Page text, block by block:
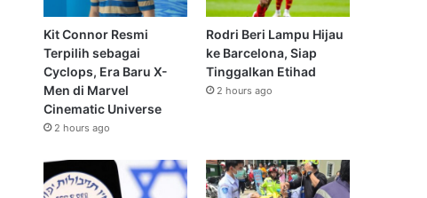
Kit Connor Resmi
Terpilih sebagai
Cyclops, Era Baru X-
Men di Marvel
Cinematic Universe
2 hours ago
Rodri Beri Lampu Hijau
ke Barcelona, Siap
Tinggalkan Etihad
2 hours ago